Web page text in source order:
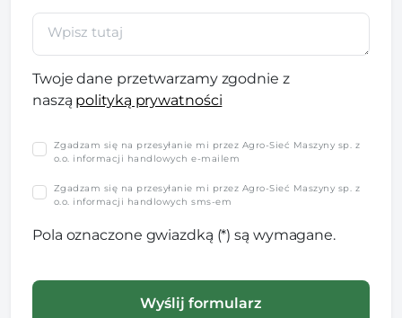
Twoje dane przetwarzamy zgodnie z
naszą polityką prywatności
Zgadzam się na przesyłanie mi przez Agro-Sieć Maszyny sp. z
o.o. informacji handlowych e-mailem
Zgadzam się na przesyłanie mi przez Agro-Sieć Maszyny sp. z
o.o. informacji handlowych sms-em
Pola oznaczone gwiazdką (*) są wymagane.